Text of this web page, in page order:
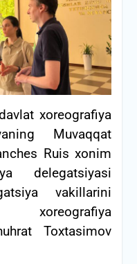
xoreografiya
Muvaqqat
Ruis xonim
delegatsiyasi
vakillarini
xoreografiya
Toxtasimov